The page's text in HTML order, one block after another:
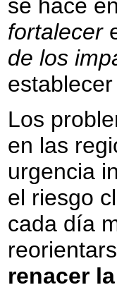
se hace
fortalecer
de los
Los
en las
urgencia
el riesgo
cada día
renacer